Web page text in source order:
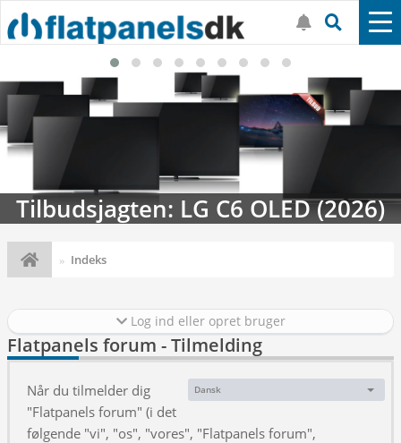
Tilbudsjagten: LG C6 OLED (2026)
Indeks
Log ind eller opret bruger
Flatpanels forum - Tilmelding
Sprog:
Dansk
Når du tilmelder dig
"Flatpanels forum" (i det
følgende "vi", "os", "vores", "Flatpanels forum",